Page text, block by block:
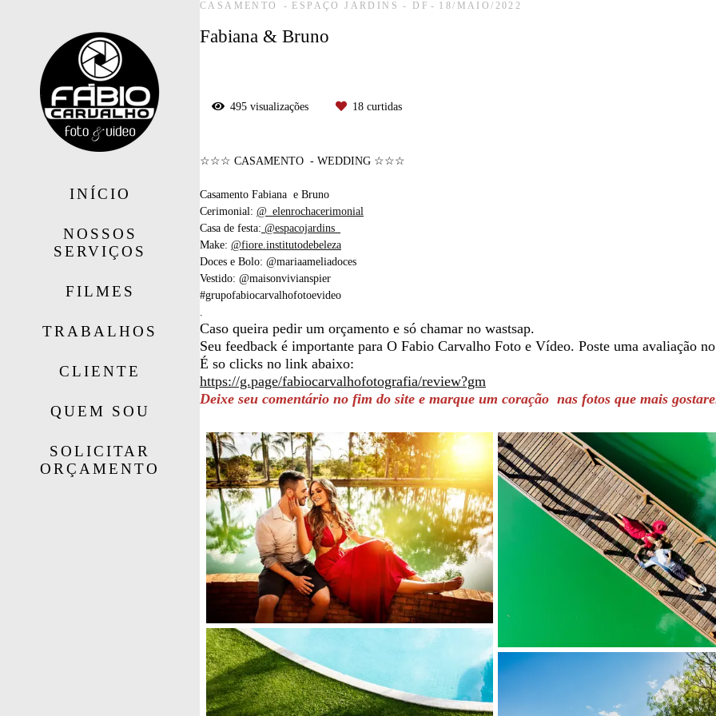
INÍCIO
NOSSOS
SERVIÇOS
FILMES
TRABALHOS
CLIENTE
QUEM SOU
SOLICITAR
ORÇAMENTO
CASAMENTO ESPAÇO JARDINS - DF 18/MAIO/2022
Fabiana & Bruno
495 visualizações 18 curtidas
☆☆☆ CASAMENTO - WEDDING ☆☆☆
Casamento Fabiana e Bruno
Cerimonial: @_elenrochacerimonial
Casa de festa: @espacojardins_
Make: @fiore.institutodebeleza
Doces e Bolo: @mariaameliadoces
Vestido: @maisonvivianspier
#grupofabiocarvalhofotoevideo
.
Caso queira pedir um orçamento e só chamar no wastsap.
Seu feedback é importante para O Fabio Carvalho Foto e Vídeo. Poste uma avaliação
É so clicks no link abaixo:
https://g.page/fabiocarvalhofotografia/review?gm
Deixe seu comentário no fim do site e marque um coração nas fotos que mais